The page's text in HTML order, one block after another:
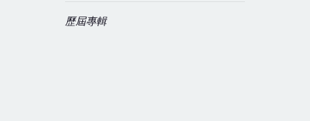
歷屆專輯